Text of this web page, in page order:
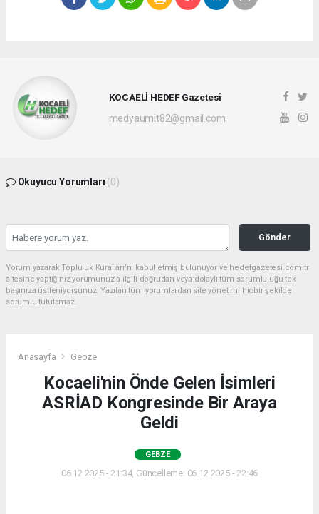
KOCAELİ HEDEF Gazetesi
medyaumit82@gmail.com
Okuyucu Yorumları (0)
Gönder
Yorum yazarak Topluluk Kuralları’nı kabul etmiş bulunuyor ve hedefgazetesi.com.tr
sitesine yaptığınız yorumunuzla ilgili doğrudan veya dolaylı tüm sorumluluğu tek
başınıza üstleniyorsunuz. Yazılan tüm yorumlardan site yönetimi hiçbir şekilde
sorumlu tutulamaz.
Anasayfa Gebze
Kocaeli'nin Önde Gelen İsimleri
ASRİAD Kongresinde Bir Araya
Geldi
GEBZE
06.12.2025 - 21:34, Güncelleme: 06.12.2025 - 22:46